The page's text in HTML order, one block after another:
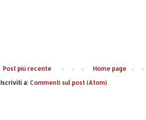
Post più recente
Home page
Iscriviti a: Commenti sul post (Atom)